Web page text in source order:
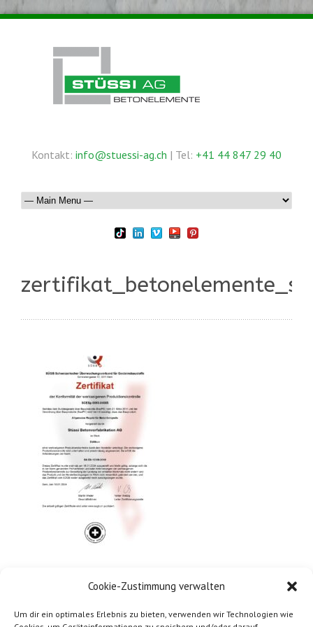
Cookie-Zustimmung verwalten
Um dir ein optimales Erlebnis zu bieten, verwenden wir Technologien wie
Kontakt: info@stuessi-ag.ch | Tel: +41 44 847 29 40